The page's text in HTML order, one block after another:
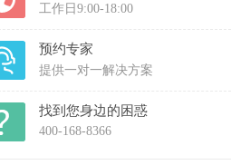
工作日9:00-18:00
预约专家
提供一对一解决方案
找到您身边的困惑
400-168-8366